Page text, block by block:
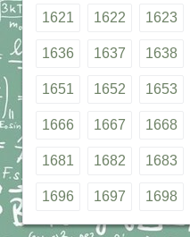
1621 1622 1623
1636 1637 1638
1651 1652 1653
1666 1667 1668
1681 1682 1683
1696 1697 1698